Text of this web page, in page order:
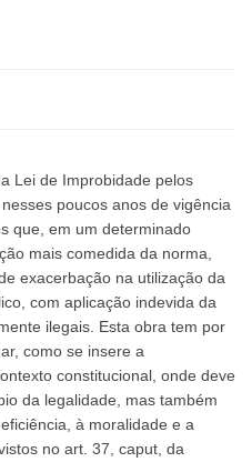
Lei de Improbidade pelos
poucos anos de vigência
que, em um determinado
mais comedida da norma,
exacerbação na utilização da
com aplicação indevida da
ilegais. Esta obra tem por
como se insere a
constitucional, onde deve
da legalidade, mas também
à moralidade e a
no art. 37, caput, da